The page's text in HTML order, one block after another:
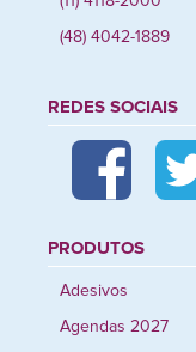
(48) 4042-1889
REDES SOCIAIS
PRODUTOS
Adesivos
Agendas 2027